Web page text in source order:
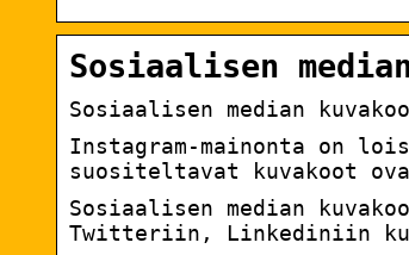
Sosiaalisen
Sosiaalisen median
Instagram-mainonta on
suositeltavat kuvakoot
Sosiaalisen median
Twitteriin, Linkediniin